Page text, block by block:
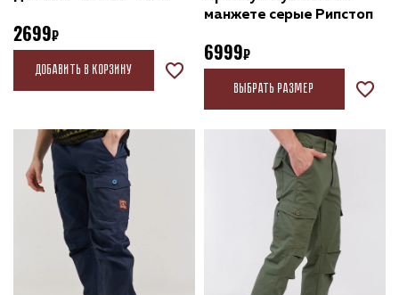
2699
Добавить в корзину
манжете серые Рипстоп
6999
Выбрать размер